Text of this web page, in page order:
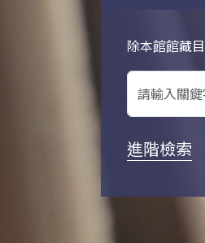
除本館館藏
關鍵字搜尋
進階檢索